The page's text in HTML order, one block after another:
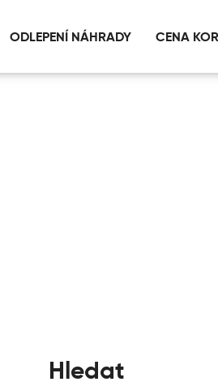
ODLEPENÍ NÁHRADY CENA
Hledat